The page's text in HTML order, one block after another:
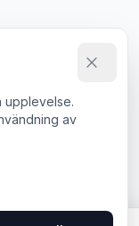
Agent & LLM Policy
upplevelse.
av